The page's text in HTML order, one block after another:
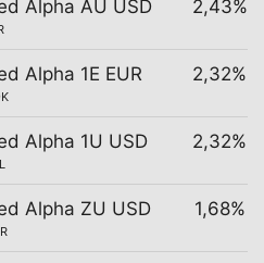
Alpha AU USD 2,43%
Alpha 1E EUR 2,32%
Alpha 1U USD 2,32%
Alpha ZU USD 1,68%